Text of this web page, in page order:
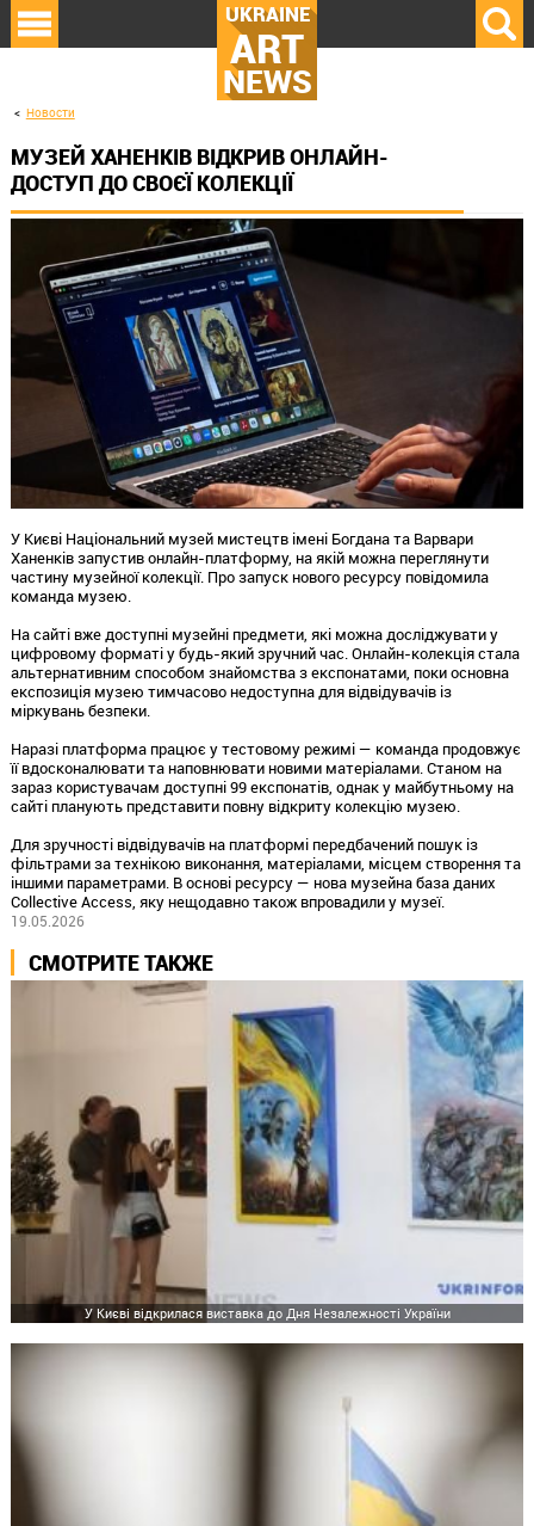
UKRAINE
ART
NEWS
Новости
МУЗЕЙ ХАНЕНКІВ ВІДКРИВ ОНЛАЙН-
ДОСТУП ДО СВОЄЇ КОЛЕКЦІЇ
У Києві Національний музей мистецтв імені Богдана та Варвари
Ханенків запустив онлайн-платформу, на якій можна переглянути
частину музейної колекції. Про запуск нового ресурсу повідомила
команда музею.
На сайті вже доступні музейні предмети, які можна досліджувати у
цифровому форматі у будь-який зручний час. Онлайн-колекція стала
альтернативним способом знайомства з експонатами, поки основна
експозиція музею тимчасово недоступна для відвідувачів із
міркувань безпеки.
Наразі платформа працює у тестовому режимі — команда продовжує
її вдосконалювати та наповнювати новими матеріалами. Станом на
зараз користувачам доступні 99 експонатів, однак у майбутньому на
сайті планують представити повну відкриту колекцію музею.
Для зручності відвідувачів на платформі передбачений пошук із
фільтрами за технікою виконання, матеріалами, місцем створення та
іншими параметрами. В основі ресурсу — нова музейна база даних
Collective Access, яку нещодавно також впровадили у музеї.
19.05.2026
СМОТРИТЕ ТАКЖЕ
У Києві відкрилася виставка до Дня Незалежності України